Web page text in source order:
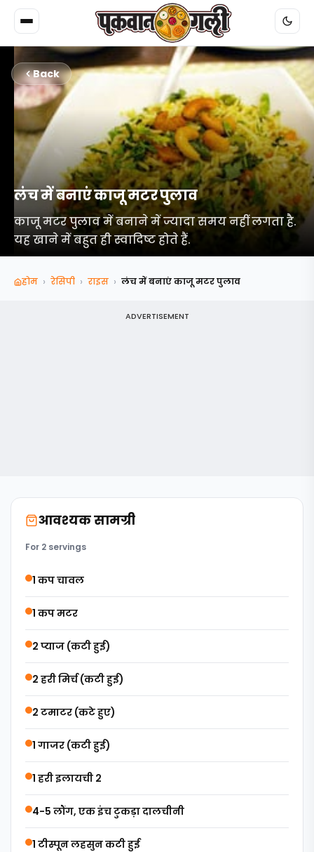
Back
लंच में बनाएं काजू मटर पुलाव
काजू मटर पुलाव में बनाने में ज्यादा समय नहीं लगता है.
यह खाने में बहुत ही स्वादिष्ट होते हैं.
होम › रेसिपी › राइस › लंच में बनाएं काजू मटर पुलाव
ADVERTISEMENT
आवश्यक सामग्री
For 2 servings
1 कप चावल
1 कप मटर
2 प्याज (कटी हुई)
2 हरी मिर्च (कटी हुई)
2 टमाटर (कटे हुए)
1 गाजर (कटी हुई)
1 हरी इलायची 2
4-5 लौंग, एक इंच टुकड़ा दालचीनी
1 टीस्पून लहसुन कटी हुई